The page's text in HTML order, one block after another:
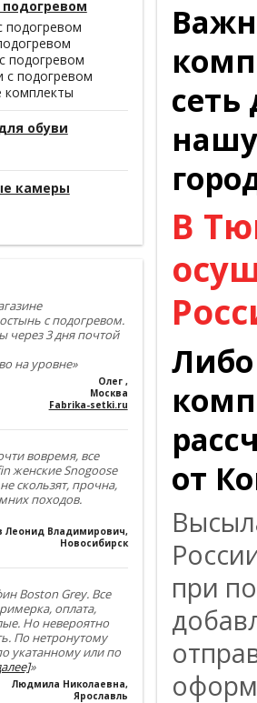
подогревом
подогревом
с подогревом
обуви
камеры
с подогревом.
через 3 дня почтой
на уровне»
Олег ,
Москва
Fabrika-setki.ru
вовремя, все
женские Snogoose
скользят, прочна,
походов.
Леонид Владимирович,
Новосибирск
Boston Grey. Все
оплата,
Но невероятно
По нетронутому
укатанному или по
»
Людмила Николаевна,
Ярославль
В
от
при